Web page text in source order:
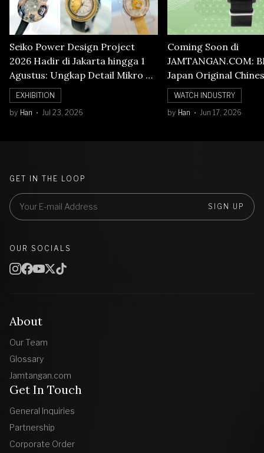
Seiko Power Design Project
2026 Hadir di Jakarta hingga 1
Agustus: Ungkap Detail Mikro di
Balik Seni Watchmaking
EXHIBITION
by Han Jul 23, 2026
Coming Soon di
JAMTANGAN.COM:
Japan Original
Numerals Watch
WATCH INDUSTRY
by Han Jun 17, 2026
About
Our Team
Glossary
Jamtangan.com
Get In Touch
General Inquiries
Partnership
Corporate Order
GET IN THE LOOP
SIGN UP
OUR SOCIALS